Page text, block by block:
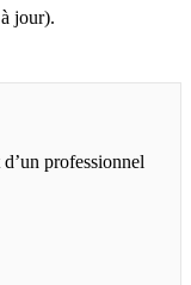
jour).
professionnel